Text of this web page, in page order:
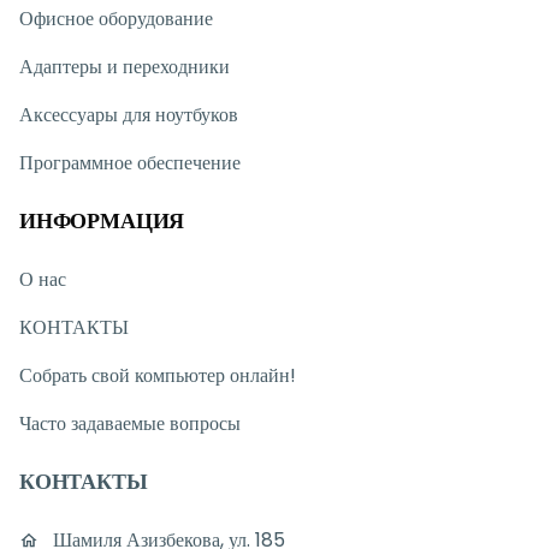
Офисное оборудование
Адаптеры и переходники
Аксессуары для ноутбуков
Программное обеспечение
ИНФОРМАЦИЯ
О нас
КОНТАКТЫ
Собрать свой компьютер онлайн!
Часто задаваемые вопросы
КОНТАКТЫ
Шамиля Азизбекова, ул. 185